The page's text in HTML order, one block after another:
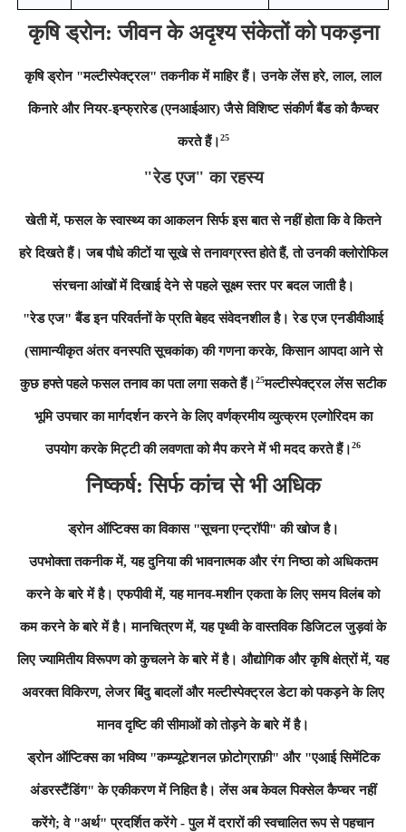
कृषि ड्रोन: जीवन के अदृश्य संकेतों को पकड़ना
कृषि ड्रोन "मल्टीस्पेक्ट्रल" तकनीक में माहिर हैं। उनके लेंस हरे, लाल, लाल
किनारे और नियर-इन्फ्रारेड (एनआईआर) जैसे विशिष्ट संकीर्ण बैंड को कैप्चर
करते हैं।25
"रेड एज" का रहस्य
खेती में, फसल के स्वास्थ्य का आकलन सिर्फ इस बात से नहीं होता कि वे कितने
हरे दिखते हैं। जब पौधे कीटों या सूखे से तनावग्रस्त होते हैं, तो उनकी क्लोरोफिल
संरचना आंखों में दिखाई देने से पहले सूक्ष्म स्तर पर बदल जाती है।
"रेड एज" बैंड इन परिवर्तनों के प्रति बेहद संवेदनशील है। रेड एज एनडीवीआई
(सामान्यीकृत अंतर वनस्पति सूचकांक) की गणना करके, किसान आपदा आने से
कुछ हफ्ते पहले फसल तनाव का पता लगा सकते हैं।25मल्टीस्पेक्ट्रल लेंस सटीक
भूमि उपचार का मार्गदर्शन करने के लिए वर्णक्रमीय व्युत्क्रम एल्गोरिदम का
उपयोग करके मिट्टी की लवणता को मैप करने में भी मदद करते हैं।26
निष्कर्ष: सिर्फ कांच से भी अधिक
ड्रोन ऑप्टिक्स का विकास "सूचना एन्ट्रॉपी" की खोज है।
उपभोक्ता तकनीक में, यह दुनिया की भावनात्मक और रंग निष्ठा को अधिकतम
करने के बारे में है। एफपीवी में, यह मानव-मशीन एकता के लिए समय विलंब को
कम करने के बारे में है। मानचित्रण में, यह पृथ्वी के वास्तविक डिजिटल जुड़वां के
लिए ज्यामितीय विरूपण को कुचलने के बारे में है। औद्योगिक और कृषि क्षेत्रों में, यह
अवरक्त विकिरण, लेजर बिंदु बादलों और मल्टीस्पेक्ट्रल डेटा को पकड़ने के लिए
मानव दृष्टि की सीमाओं को तोड़ने के बारे में है।
ड्रोन ऑप्टिक्स का भविष्य "कम्प्यूटेशनल फ़ोटोग्राफ़ी" और "एआई सिमेंटिक
अंडरस्टैंडिंग" के एकीकरण में निहित है। लेंस अब केवल पिक्सेल कैप्चर नहीं
करेंगे; वे "अर्थ" प्रदर्शित करेंगे - पुल में दरारों की स्वचालित रूप से पहचान